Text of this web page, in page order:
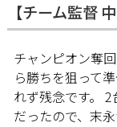
【チーム監督
チャンピオン奪
ら勝ちを狙って
れず残念です。
だったので、末